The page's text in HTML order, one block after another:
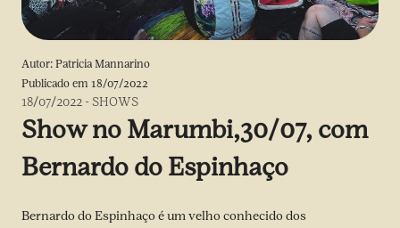
Autor: Patricia Mannarino
Publicado em 18/07/2022
18/07/2022 -SHOWS
Show no Marumbi,30/07, com
Bernardo do Espinhaço
Bernardo do Espinhaço é um velho conhecido dos